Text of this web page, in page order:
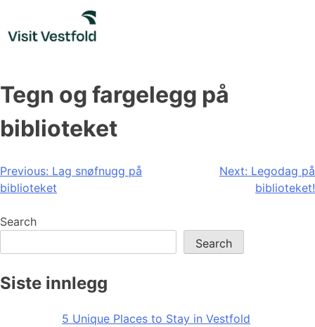
content
Tegn og fargelegg på
biblioteket
Post
navigation
Previous: Lag snøfnugg på
biblioteket
Next: Legodag på
biblioteket!
Search
Search
Siste innlegg
5 Unique Places to Stay in Vestfold